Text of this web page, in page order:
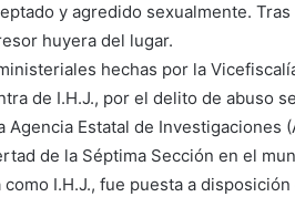
y agredido sexualmente.
huyera del lugar.
hechas por la
de I.H.J., por el delito de abuso
Estatal de Investigaciones
de la Séptima Sección en el
I.H.J., fue puesta a